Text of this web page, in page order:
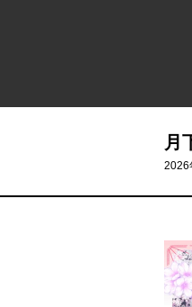
月
2026